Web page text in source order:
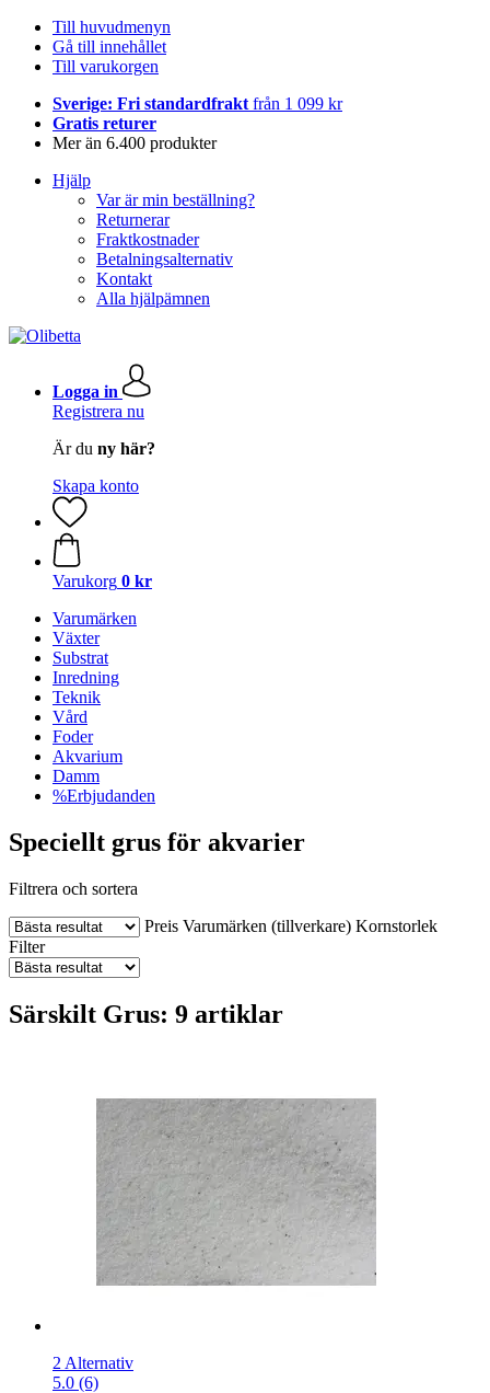
Till huvudmenyn
Gå till innehållet
Till varukorgen
Sverige: Fri standardfrakt från 1 099 kr
Gratis returer
Mer än 6.400 produkter
Hjälp
Var är min beställning?
Returnerar
Fraktkostnader
Betalningsalternativ
Kontakt
Alla hjälpämnen
Logga in
Registrera nu
Är du ny här?
Skapa konto
Varukorg 0 kr
Varumärken
Växter
Substrat
Inredning
Teknik
Vård
Foder
Akvarium
Damm
%Erbjudanden
Speciellt grus för akvarier
Filtrera och sortera
Preis Varumärken (tillverkare) Kornstorlek
Filter
Särskilt Grus: 9 artiklar
2 Alternativ
5.0 (6)